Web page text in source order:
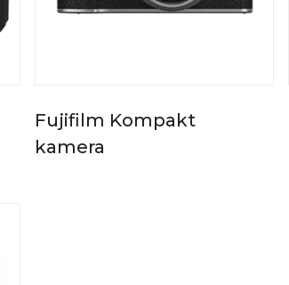
Fujifilm Kompakt
kamera